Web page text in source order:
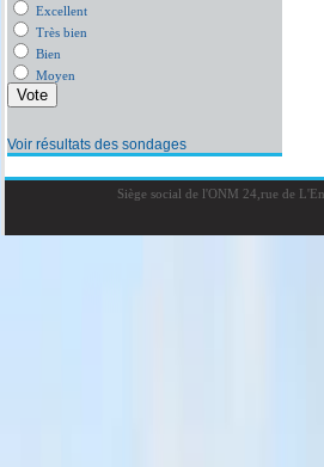
Excellent
Très bien
Bien
Moyen
Voir résultats des sondages
Siège social de l'ONM 24,rue de